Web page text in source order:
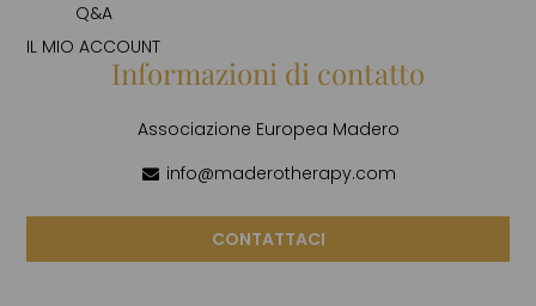
Q&A
IL MIO ACCOUNT
Informazioni di contatto
Associazione Europea Madero
info@maderotherapy.com
CONTATTACI